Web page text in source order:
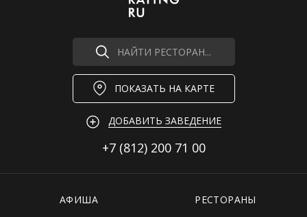
НАЙТИ РЕСТОРАН...
ПОКАЗАТЬ НА КАРТЕ
ДОБАВИТЬ ЗАВЕДЕНИЕ
+7 (812) 200 71 00
АФИША
РЕСТОРАНЫ